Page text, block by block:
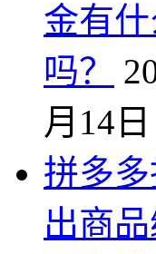
金有什
吗？
月14日
拼多
出商